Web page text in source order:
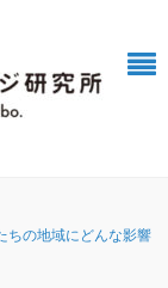
ちの地域にどんな影響